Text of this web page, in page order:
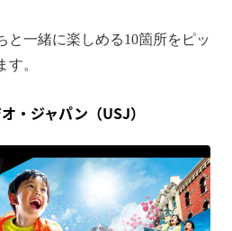
と一緒に楽しめる10箇所をピッ
。
・ジャパン（USJ）